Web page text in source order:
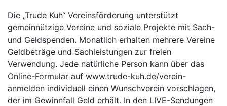
Die „Trude Kuh“ Vereinsförderung unterstützt
gemeinnützige Vereine und soziale Projekte mit Sach-
und Geldspenden. Monatlich erhalten mehrere Vereine
Geldbeträge und Sachleistungen zur freien
Verwendung. Jede natürliche Person kann über das
Online-Formular auf www.trude-kuh.de/verein-
anmelden individuell einen Wunschverein vorschlagen,
der im Gewinnfall Geld erhält. In den LIVE-Sendungen